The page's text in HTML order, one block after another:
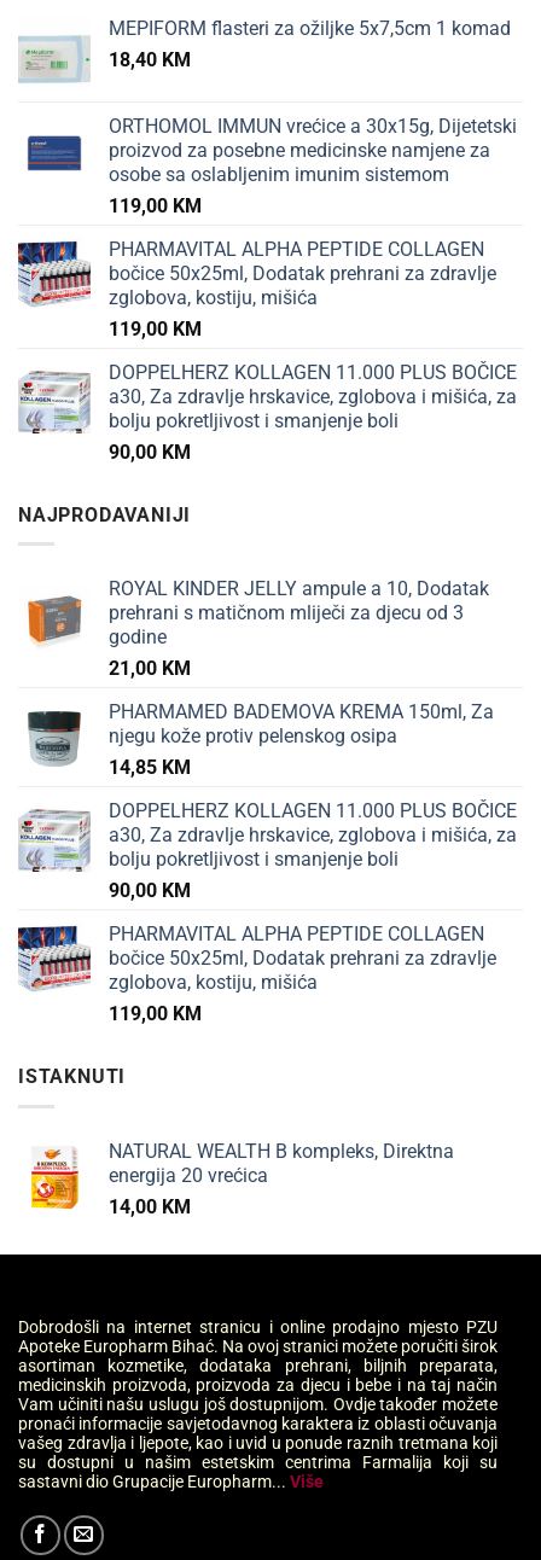
MEPIFORM flasteri za ožiljke 5x7,5cm 1 komad
18,40 KM
ORTHOMOL IMMUN vrećice a 30x15g, Dijetetski
proizvod za posebne medicinske namjene za
osobe sa oslabljenim imunim sistemom
119,00 KM
PHARMAVITAL ALPHA PEPTIDE COLLAGEN
bočice 50x25ml, Dodatak prehrani za zdravlje
zglobova, kostiju, mišića
119,00 KM
DOPPELHERZ KOLLAGEN 11.000 PLUS BOČICE
a30, Za zdravlje hrskavice, zglobova i mišića, za
bolju pokretljivost i smanjenje boli
90,00 KM
NAJPRODAVANIJI
ROYAL KINDER JELLY ampule a 10, Dodatak
prehrani s matičnom mliječi za djecu od 3
godine
21,00 KM
PHARMAMED BADEMOVA KREMA 150ml, Za
njegu kože protiv pelenskog osipa
14,85 KM
DOPPELHERZ KOLLAGEN 11.000 PLUS BOČICE
a30, Za zdravlje hrskavice, zglobova i mišića, za
bolju pokretljivost i smanjenje boli
90,00 KM
PHARMAVITAL ALPHA PEPTIDE COLLAGEN
bočice 50x25ml, Dodatak prehrani za zdravlje
zglobova, kostiju, mišića
119,00 KM
ISTAKNUTI
NATURAL WEALTH B kompleks, Direktna
energija 20 vrećica
14,00 KM
Dobrodošli na internet stranicu i online prodajno mjesto PZU
Apoteke Europharm Bihać. Na ovoj stranici možete poručiti širok
asortiman kozmetike, dodataka prehrani, biljnih preparata,
medicinskih proizvoda, proizvoda za djecu i bebe i na taj način
Vam učiniti našu uslugu još dostupnijom. Ovdje također možete
pronaći informacije savjetodavnog karaktera iz oblasti očuvanja
vašeg zdravlja i ljepote, kao i uvid u ponude raznih tretmana koji
su dostupni u našim estetskim centrima Farmalija koji su
sastavni dio Grupacije Europharm... Više